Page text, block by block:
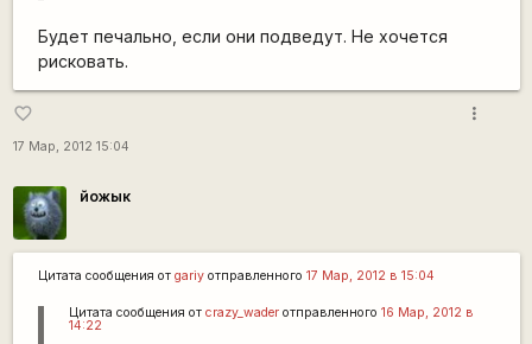
Будет печально, если они подведут. Не хочется
рисковать.
favorite_border
17 Мар, 2012 15:04
more_vert
йожык
Цитата сообщения от gariyотправленного 17 Мар, 2012 в 15:04
Цитата сообщения от crazy_waderотправленного 16 Мар, 2012 в
14:22